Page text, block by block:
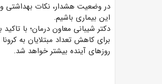
در وضعیت هشدار، نکات بهداشتی
این بیماری باشیم.
دکتر شیبانی معاون درمان؛ با
برای کاهش تعداد مبتلایان به
روزهای آینده بیشتر خواهد شد.